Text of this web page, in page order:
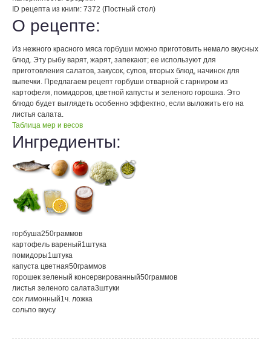
ID рецепта из книги: 7372 (Постный стол)
О рецепте:
Из нежного красного мяса горбуши можно приготовить немало вкусных
блюд. Эту рыбу варят, жарят, запекают; ее используют для
приготовления салатов, закусок, супов, вторых блюд, начинок для
выпечки. Предлагаем рецепт горбуши отварной с гарниром из
картофеля, помидоров, цветной капусты и зеленого горошка. Это
блюдо будет выглядеть особенно эффектно, если выложить его на
листья салата.
Таблица мер и весов
Ингредиенты:
горбуша250граммов
картофель вареный1штука
помидоры1штука
капуста цветная50граммов
горошек зеленый консервированный50граммов
листья зеленого салата3штуки
сок лимонный1ч. ложка
сольпо вкусу